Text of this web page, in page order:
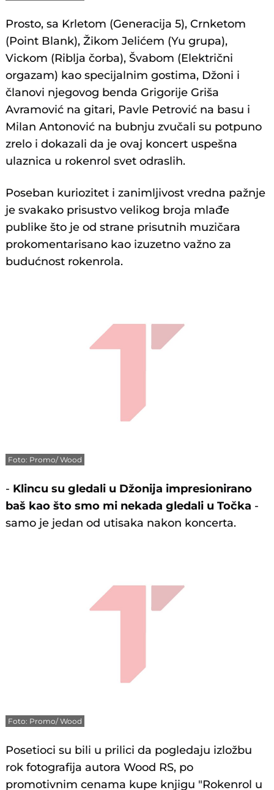
Prosto, sa Krletom (Generacija 5), Crnketom
(Point Blank), Žikom Jelićem (Yu grupa),
Vickom (Riblja čorba), Švabom (Električni
orgazam) kao specijalnim gostima, Džoni i
članovi njegovog benda Grigorije Griša
Avramović na gitari, Pavle Petrović na basu i
Milan Antonović na bubnju zvučali su potpuno
zrelo i dokazali da je ovaj koncert uspešna
ulaznica u rokenrol svet odraslih.
Poseban kuriozitet i zanimljivost vredna pažnje
je svakako prisustvo velikog broja mlađe
publike što je od strane prisutnih muzičara
prokomentarisano kao izuzetno važno za
budućnost rokenrola.
Foto: Promo/ Wood
- Klincu su gledali u Džonija impresionirano
baš kao što smo mi nekada gledali u Točka -
samo je jedan od utisaka nakon koncerta.
Foto: Promo/ Wood
Posetioci su bili u prilici da pogledaju izložbu
rok fotografija autora Wood RS, po
promotivnim cenama kupe knjigu "Rokenrol u